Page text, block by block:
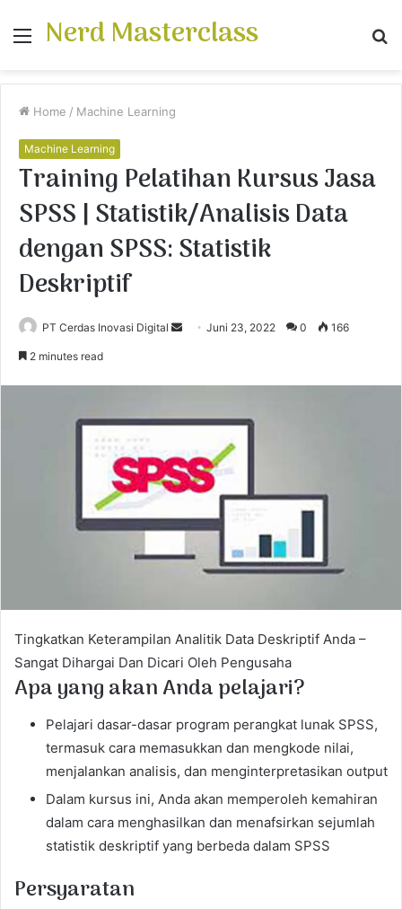
Menu
Nerd Masterclass
Home / Machine Learning
Machine Learning
Training Pelatihan Kursus Jasa
SPSS | Statistik/Analisis Data
dengan SPSS: Statistik
Deskriptif
PT Cerdas Inovasi Digital
e
m
i
Juni 23, 2022 0 166
2 minutes read
Tingkatkan Keterampilan Analitik Data Deskriptif Anda –
Sangat Dihargai Dan Dicari Oleh Pengusaha
Apa yang akan Anda pelajari?
Pelajari dasar-dasar program perangkat lunak SPSS,
termasuk cara memasukkan dan mengkode nilai,
menjalankan analisis, dan menginterpretasikan output
Dalam kursus ini, Anda akan memperoleh kemahiran
dalam cara menghasilkan dan menafsirkan sejumlah
statistik deskriptif yang berbeda dalam SPSS
Persyaratan